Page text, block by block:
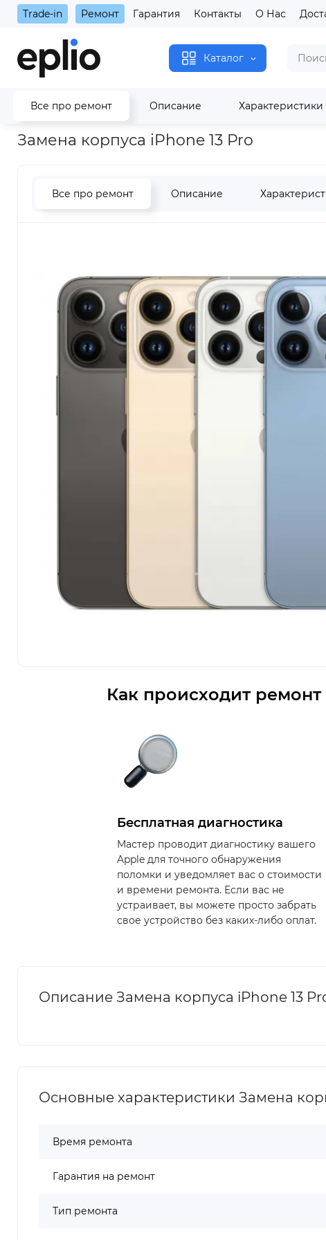
Trade-in Ремонт Гарантия Контакты О Нас
Каталог
Все про ремонт Описание Характеристики
Главная Замена корпуса iPhone 13 Pro
Замена корпуса iPhone 13 Pro
Все про ремонт Описание
Как происходит ремонт
Бесплатная диагностика
Мастер проводит диагностику вашего
Apple для точного обнаружения
поломки и уведомляет вас о стоимости
и времени ремонта. Если вас не
устраивает, вы можете просто забрать
свое устройство без каких-либо оплат.
Описание Замена корпуса iPhone 13
Основные характеристики Замена
Время ремонта
Гарантия на ремонт
Тип ремонта